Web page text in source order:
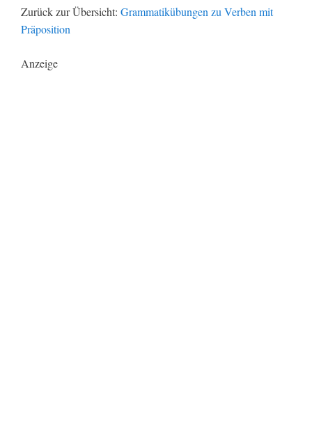
Zurück zur Übersicht: Grammatikübungen zu Verben mit
Präposition
Anzeige